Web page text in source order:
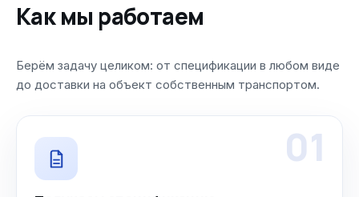
Как мы работаем
Берём задачу целиком: от спецификации в любом виде
до доставки на объект собственным транспортом.
01